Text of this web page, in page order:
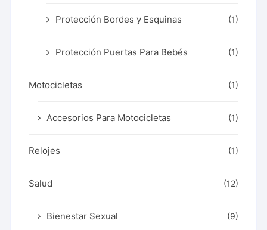
Protección Bordes y Esquinas (1)
Protección Puertas Para Bebés (1)
Motocicletas (1)
Accesorios Para Motocicletas (1)
Relojes (1)
Salud (12)
Bienestar Sexual (9)